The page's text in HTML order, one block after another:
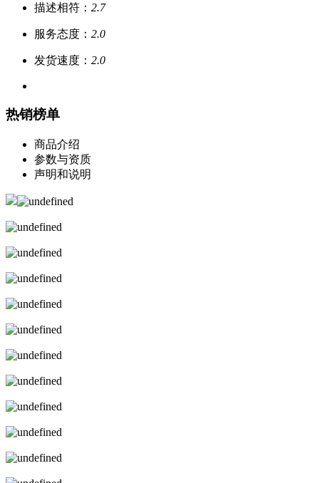
描述相符： 2.7
服务态度： 2.0
发货速度： 2.0
热销榜单
商品介绍
参数与资质
声明和说明